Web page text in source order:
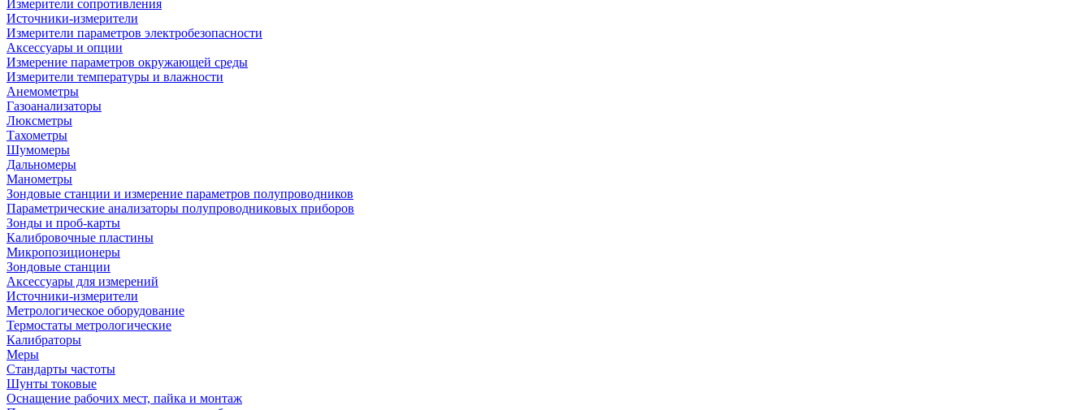
Измерители сопротивления
Источники-измерители
Измерители параметров электробезопасности
Аксессуары и опции
Измерение параметров окружающей среды
Измерители температуры и влажности
Анемометры
Газоанализаторы
Люксметры
Тахометры
Шумомеры
Дальномеры
Манометры
Зондовые станции и измерение параметров полупроводников
Параметрические анализаторы полупроводниковых приборов
Зонды и проб-карты
Калибровочные пластины
Микропозиционеры
Зондовые станции
Аксессуары для измерений
Источники-измерители
Метрологическое оборудование
Термостаты метрологические
Калибраторы
Меры
Стандарты частоты
Шунты токовые
Оснащение рабочих мест, пайка и монтаж